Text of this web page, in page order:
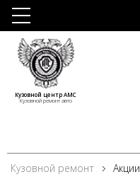
Кузовной центр АМС
Кузовной ремонт авто
Кузовной ремонт Акции